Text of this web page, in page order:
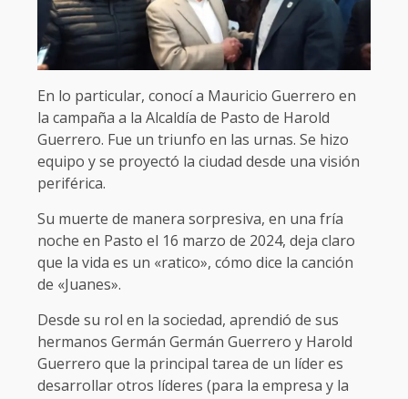
En lo particular, conocí a Mauricio Guerrero en
la campaña a la Alcaldía de Pasto de Harold
Guerrero. Fue un triunfo en las urnas. Se hizo
equipo y se proyectó la ciudad desde una visión
periférica.
Su muerte de manera sorpresiva, en una fría
noche en Pasto el 16 marzo de 2024, deja claro
que la vida es un «ratico», cómo dice la canción
de «Juanes».
Desde su rol en la sociedad, aprendió de sus
hermanos Germán Germán Guerrero y Harold
Guerrero que la principal tarea de un líder es
desarrollar otros líderes (para la empresa y la